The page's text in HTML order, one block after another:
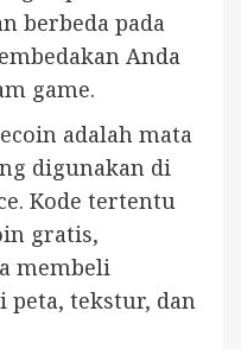
berbeda pada
Anda
game.
adalah mata
digunakan di
Kode tertentu
gratis,
membeli
peta, tekstur, dan